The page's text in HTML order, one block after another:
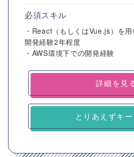
必須スキル
・React（もしくはVue.js）を
開発経験2年程度
・AWS環境下での開発経験
詳細を見
とりあえずキ